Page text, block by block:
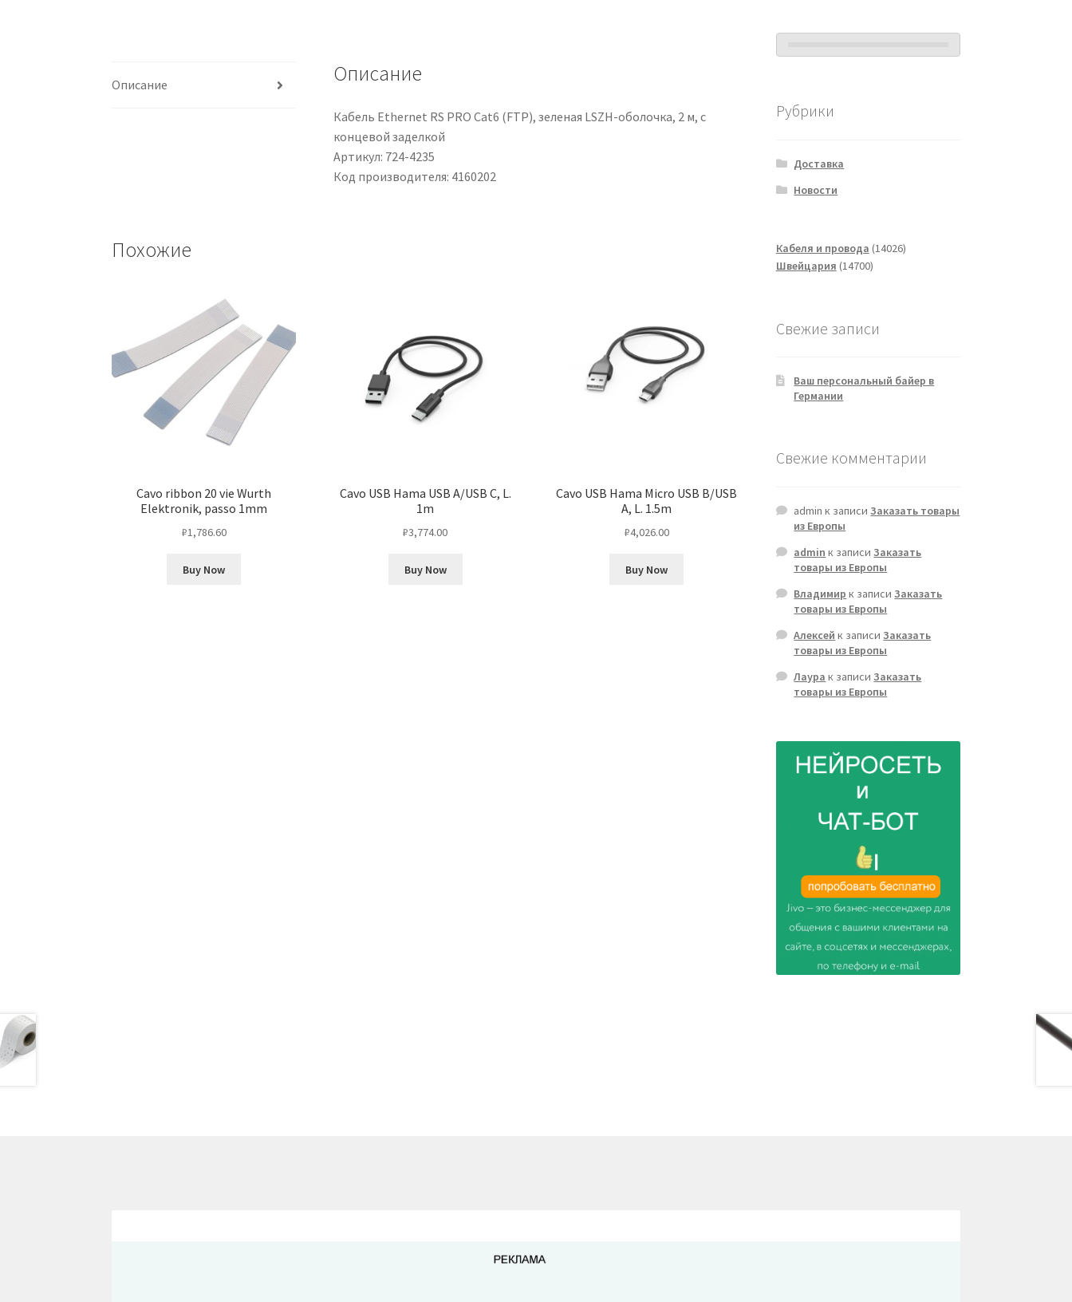
AWG,
Blu,
Описание Описание
Кабель Ethernet RS PRO Cat6 (FTP), зеленая LSZH-оболочка, 2 м, с
концевой заделкой
Артикул: 724-4235
Код производителя: 4160202
Похожие
Cavo ribbon 20 vie Wurth
Elektronik, passo 1mm
₽1,786.60
Buy Now
Cavo USB Hama USB A/USB C, L.
1m
₽3,774.00
Buy Now
Cavo USB Hama Micro USB B/USB
A, L. 1.5m
₽4,026.00
Buy Now
Рубрики
Доставка
Новости
Кабеля и провода 1402614026
Швейцария 1470014700
Свежие записи
Ваш персональный байер в
Германии
Свежие комментарии
admin к записиЗаказать товары
из Европы
admin к записиЗаказать
товары из Европы
Владимир к записиЗаказать
товары из Европы
Алексей к записиЗаказать
товары из Европы
Лаура к записиЗаказать
товары из Европы